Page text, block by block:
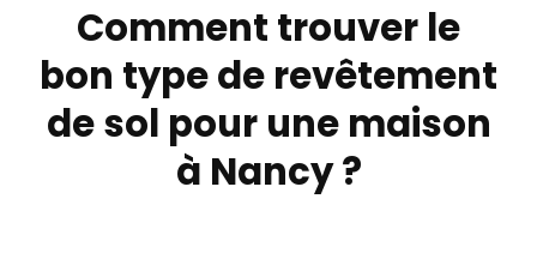
Comment trouver le
bon type de revêtement
de sol pour une maison
à Nancy ?